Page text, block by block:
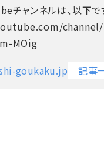
チャンネルは、以下で
channel/
MOig
goukaku.jp
記事